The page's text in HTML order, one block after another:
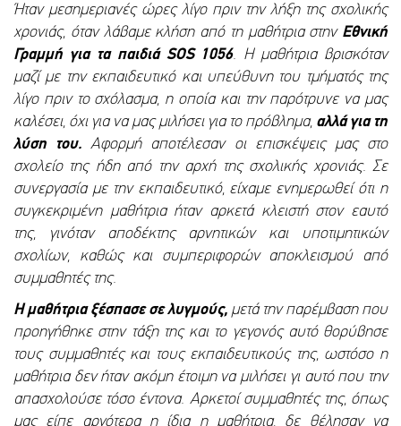
Ήταν μεσημεριανές ώρες λίγο πριν την λήξη της σχολικής
χρονιάς, όταν λάβαμε κλήση από τη μαθήτρια στην Εθνική
Γραμμή για τα παιδιά SOS1056. Η μαθήτρια βρισκόταν
μαζί με την εκπαιδευτικό και υπεύθυνη του τμήματός της
λίγο πριν το σχόλασμα, η οποία και την παρότρυνε να μας
καλέσει, όχι για να μας μιλήσει για το πρόβλημα, αλλά για τη
λύση του. Αφορμή αποτέλεσαν οι επισκέψεις μας στο
σχολείο της ήδη από την αρχή της σχολικής χρονιάς. Σε
συνεργασία με την εκπαιδευτικό, είχαμε ενημερωθεί ότι η
συγκεκριμένη μαθήτρια ήταν αρκετά κλειστή στον εαυτό
της, γινόταν αποδέκτης αρνητικών και υποτιμητικών
σχολίων, καθώς και συμπεριφορών αποκλεισμού από
συμμαθητές της.
Η μαθήτρια ξέσπασε σε λυγμούς, μετά την παρέμβαση που
προηγήθηκε στην τάξη της και το γεγονός αυτό θορύβησε
τους συμμαθητές και τους εκπαιδευτικούς της, ωστόσο η
μαθήτρια δεν ήταν ακόμη έτοιμη να μιλήσει γι αυτό που την
απασχολούσε τόσο έντονα. Αρκετοί συμμαθητές της, όπως
μας είπε αργότερα η ίδια η μαθήτρια, δε θέλησαν να